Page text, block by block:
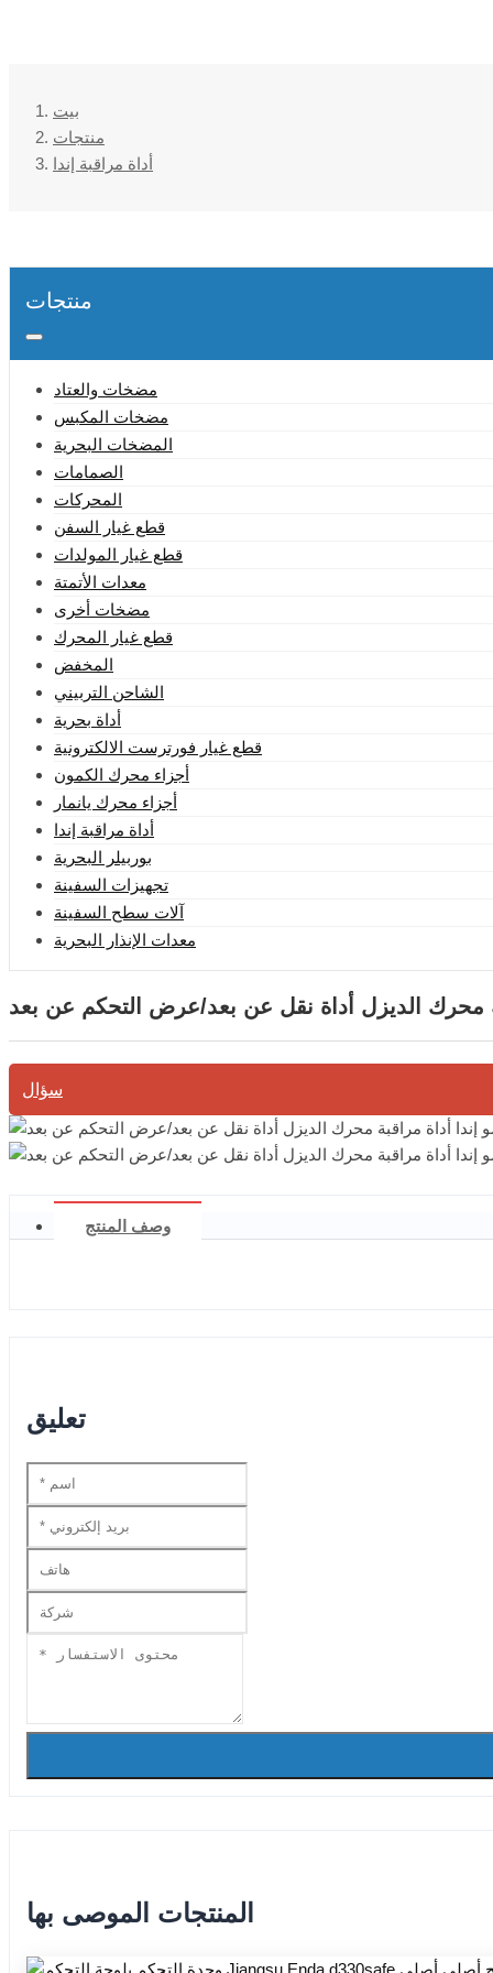
بيت
منتجات
أداة مراقبة إندا
منتجات
مضخات والعتاد
مضخات المكبس
المضخات البحرية
الصمامات
المحركات
قطع غيار السفن
قطع غيار المولدات
معدات الأتمتة
مضخات أخرى
قطع غيار المحرك
المخفض
الشاحن التربيني
أداة بحرية
قطع غيار فورترست الالكترونية
أجزاء محرك الكمون
أجزاء محرك يانمار
أداة مراقبة إندا
بوربيلر البحرية
تجهيزات السفينة
آلات سطح السفينة
معدات الإنذار البحرية
سؤال
وصف المنتج
تعليق
المنتجات الموصى بها